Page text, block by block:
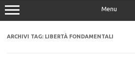
Menu
ARCHIVI TAG: LIBERTÀ FONDAMENTALI